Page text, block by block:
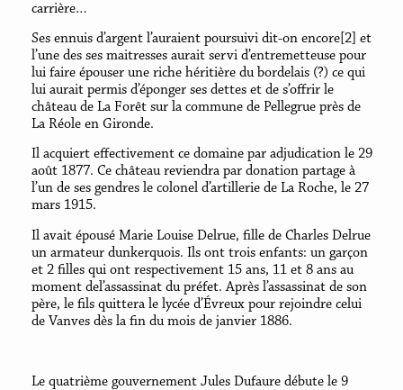
carrière…
Ses ennuis d’argent l’auraient poursuivi dit-on encore[2] et
l’une des ses maitresses aurait servi d’entremetteuse pour
lui faire épouser une riche héritière du bordelais (?) ce qui
lui aurait permis d’éponger ses dettes et de s’offrir le
château de La Forêt sur la commune de Pellegrue près de
La Réole en Gironde.
Il acquiert effectivement ce domaine par adjudication le 29
août 1877. Ce château reviendra par donation partage à
l’un de ses gendres le colonel d’artillerie de La Roche, le 27
mars 1915.
Il avait épousé Marie Louise Delrue, fille de Charles Delrue
un armateur dunkerquois. Ils ont trois enfants: un garçon
et 2 filles qui ont respectivement 15 ans, 11 et 8 ans au
moment del’assassinat du préfet. Après l’assassinat de son
père, le fils quittera le lycée d’Évreux pour rejoindre celui
de Vanves dès la fin du mois de janvier 1886.
Le quatrième gouvernement Jules Dufaure débute le 9